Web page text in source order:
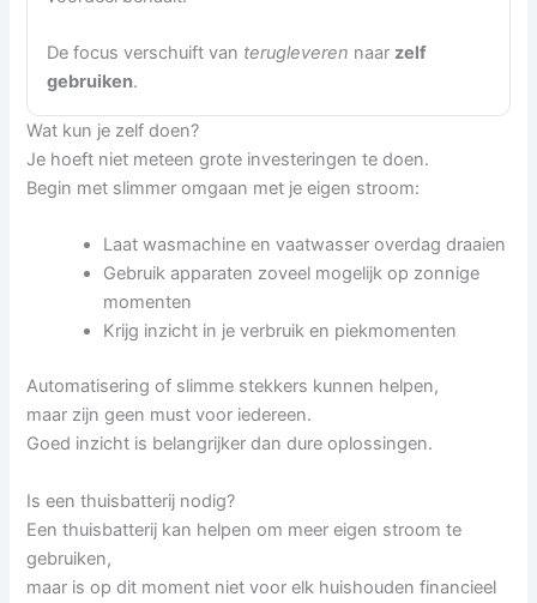
De focus verschuift van terugleveren naar zelf
gebruiken.
Wat kun je zelf doen?
Je hoeft niet meteen grote investeringen te doen.
Begin met slimmer omgaan met je eigen stroom:
Laat wasmachine en vaatwasser overdag draaien
Gebruik apparaten zoveel mogelijk op zonnige
momenten
Krijg inzicht in je verbruik en piekmomenten
Automatisering of slimme stekkers kunnen helpen,
maar zijn geen must voor iedereen.
Goed inzicht is belangrijker dan dure oplossingen.
Is een thuisbatterij nodig?
Een thuisbatterij kan helpen om meer eigen stroom te
gebruiken,
maar is op dit moment niet voor elk huishouden financieel